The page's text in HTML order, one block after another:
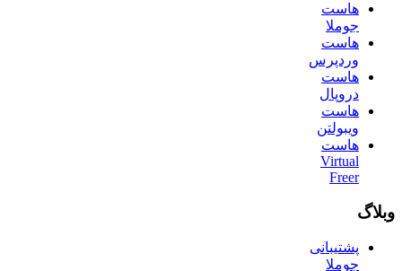
هاست
جوملا
هاست
وردپرس
هاست
دروپال
هاست
ویبولتن
هاست
Virtual
Freer
وبلاگ
پشتیبانی
جوملا